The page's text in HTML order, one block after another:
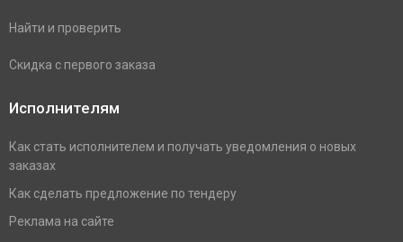
Найти и проверить
Скидка с первого заказа
Исполнителям
Как стать исполнителем и получать уведомления о новых
заказах
Как сделать предложение по тендеру
Реклама на сайте